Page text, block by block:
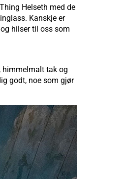
Helseth med de
Kanskje er
hilser til oss som
himmelmalt tak og
godt, noe som gjør